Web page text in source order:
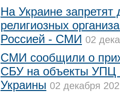
На Украине запретят
религиозных
Россией - СМИ 02
СМИ сообщили о
СБУ на объекты УПЦ
Украины 02 декабря